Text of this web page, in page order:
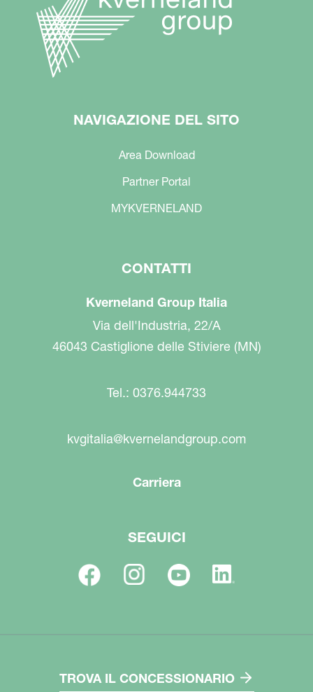
NAVIGAZIONE DEL SITO
Area Download
Partner Portal
MYKVERNELAND
CONTATTI
Kverneland Group Italia
Via dell'Industria, 22/A
46043 Castiglione delle Stiviere (MN)
Tel.: 0376.944733
kvgitalia@kvernelandgroup.com
Carriera
SEGUICI
TROVA IL CONCESSIONARIO